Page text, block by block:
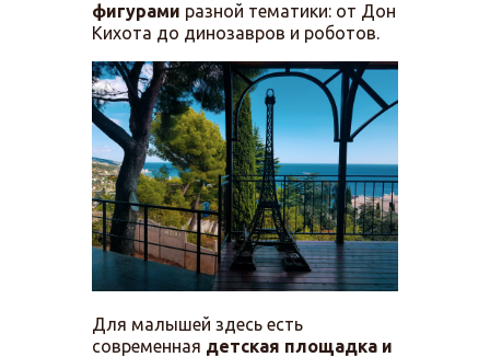
фигурами разной тематики: от Дон
Кихота до динозавров и роботов.
Для малышей здесь есть
современная детская площадка и